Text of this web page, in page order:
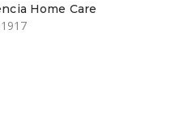
Home Care